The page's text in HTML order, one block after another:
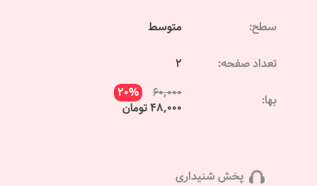
سطح: متوسط
تعداد صفحه: 2
بها: 60,000
20%
48,000 تومان
پخش شنیداری